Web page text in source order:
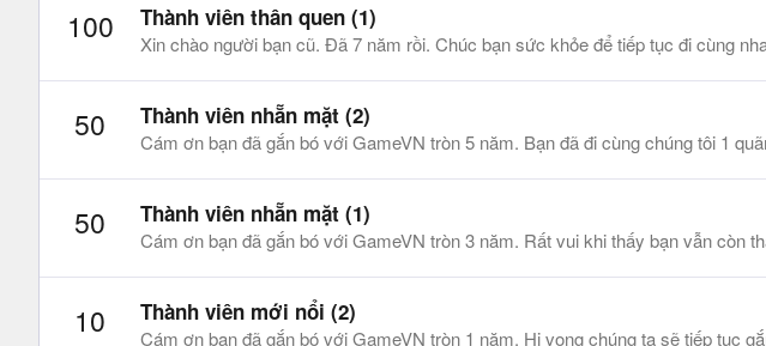
100 Thành viên thân quen (1)
Xin chào người bạn cũ. Đã 7 năm rồi. Chúc bạn sức khỏe để tiếp tục đi cùng
50 Thành viên nhẵn mặt (2)
Cám ơn bạn đã gắn bó với GameVN tròn 5 năm. Bạn đã đi cùng chúng tôi 1
50 Thành viên nhẵn mặt (1)
Cám ơn bạn đã gắn bó với GameVN tròn 3 năm. Rất vui khi thấy bạn vẫn còn
10 Thành viên mới nổi (2)
Cám ơn bạn đã gắn bó với GameVN tròn 1 năm. Hi vọng chúng ta sẽ tiếp tục